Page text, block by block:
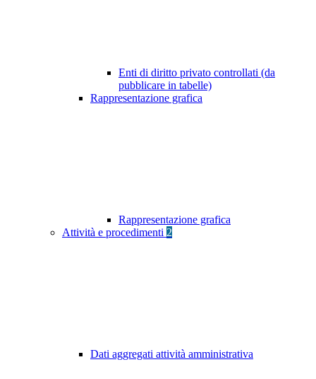
Enti di diritto privato controllati (da
pubblicare in tabelle)
Rappresentazione grafica
Rappresentazione grafica
Attività e procedimenti 2
Dati aggregati attività amministrativa